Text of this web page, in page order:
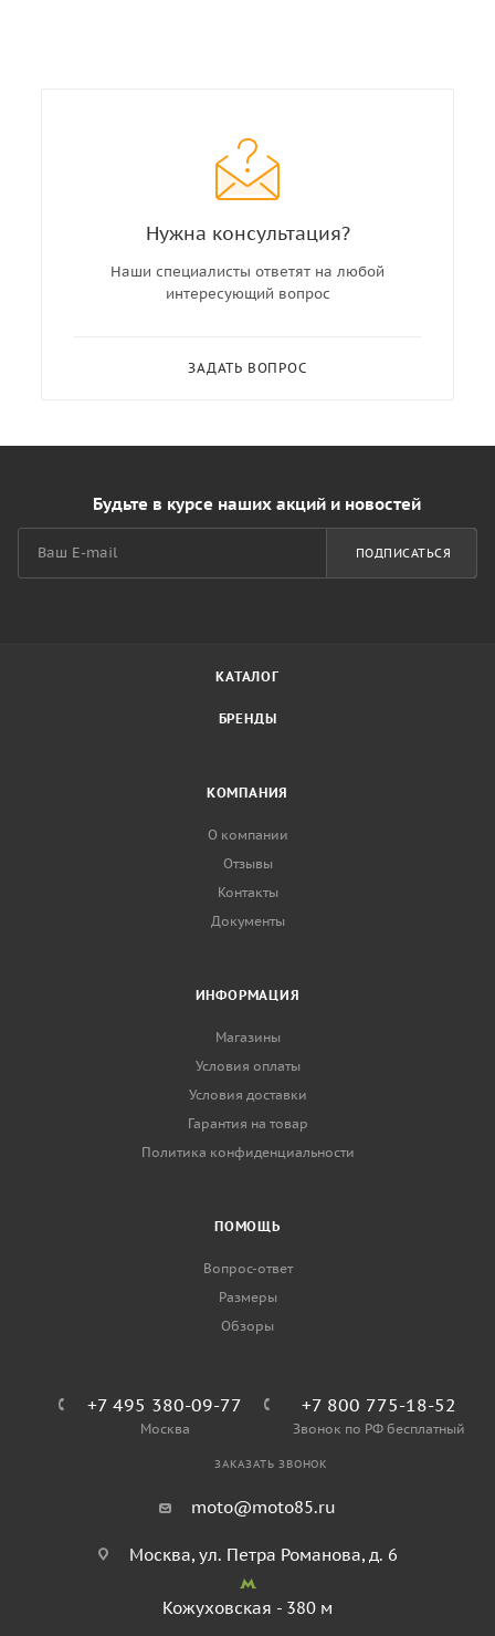
Нужна консультация?
Наши специалисты ответят на любой
интересующий вопрос
ЗАДАТЬ ВОПРОС
Будьте в курсе наших акций и новостей
ПОДПИСАТЬСЯ
КАТАЛОГ
БРЕНДЫ
КОМПАНИЯ
О компании
Отзывы
Контакты
Документы
ИНФОРМАЦИЯ
Магазины
Условия оплаты
Условия доставки
Гарантия на товар
Политика конфиденциальности
ПОМОЩЬ
Вопрос-ответ
Размеры
Обзоры
+7 495 380-09-77
Москва
+7 800 775-18-52
Звонок по РФ бесплатный
ЗАКАЗАТЬ ЗВОНОК
moto@moto85.ru
Москва, ул. Петра Романова, д. 6
Кожуховская - 380 м